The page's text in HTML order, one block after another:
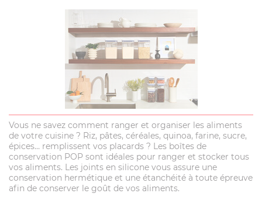
Vous ne savez comment ranger et organiser les aliments
de votre cuisine ? Riz, pâtes, céréales, quinoa, farine, sucre,
épices… remplissent vos placards ? Les boîtes de
conservation POP sont idéales pour ranger et stocker tous
vos aliments. Les joints en silicone vous assure une
conservation hermétique et une étanchéité à toute épreuve
afin de conserver le goût de vos aliments.